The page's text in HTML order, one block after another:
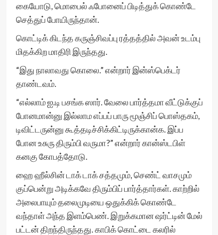
கையோடு, மொபைல் ஃபோனைப் பிடித்துக் கொண்டே
செத்துப் போயிருந்தான்.
கொட்டிக் கிடந்த கருஞ்சிவப்பு ரத்தத்தில் அவன் உடம்பு
மிதக்கிற மாதிரி இருந்தது.
“இது நாலாவது கொலை.” என்றார் இன்ஸ்பெக்டர்
தாண்டவம்.
“எல்லாம் ஐ.டி பசங்க ஸார். வேலை பார்த்தமா வீட்டுக்குப்
போனமான்னு இல்லாம எப்பப் பாரு மூஞ்சிப் பொஸ்தகம்,
டிவிட்டருன்னு கூத்தடிச்சிக்கிட்டிருக்கான்க. இப்ப
போன உசுரு திரும்பி வருமா?” என்றார் கான்ஸ்டபிள்
கனகு கோபத்தோடு.
ஹை ஹீல்சின் டாக் டாக் சத்தமும், செண்ட் வாசமும்
குப்பென்று அடிக்கவே திரும்பிப் பார்த்தார்கள். காற்றில்
அலைபாயும் தலைமுடியை ஒதுக்கிக் கொண்டே
வந்தாள் அந்த இளம்பெண். இறுக்கமான ஷர்ட்டின் மேல்
பட்டன் திறந்திருந்தது. காபிக் கொட்டை கலரில்